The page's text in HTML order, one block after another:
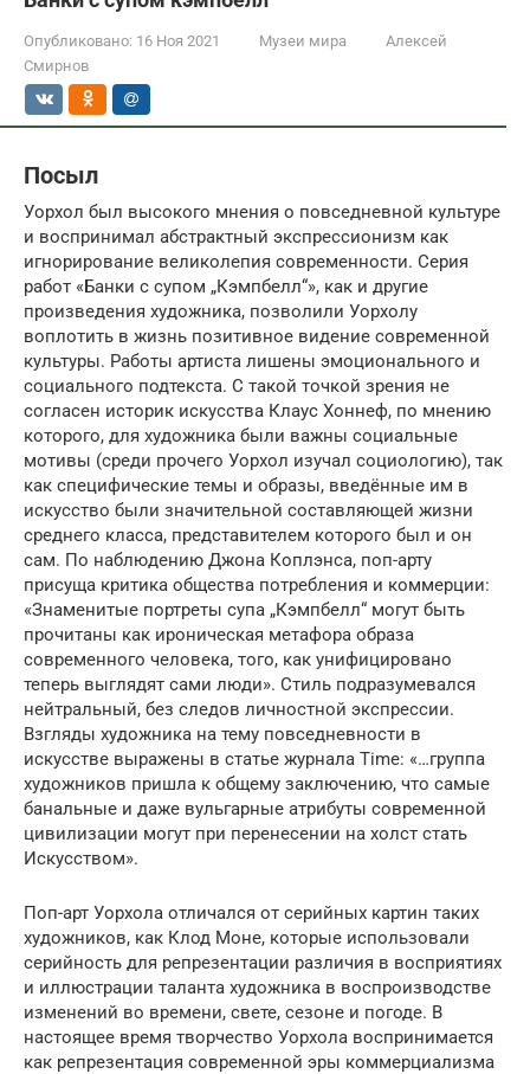
Опубликовано: 16 Ноя 2021 Музеи мира
Алексей
Смирнов
Посыл
Уорхол был высокого мнения о повседневной культуре
и воспринимал абстрактный экспрессионизм как
игнорирование великолепия современности. Серия
работ «Банки с супом „Кэмпбелл“», как и другие
произведения художника, позволили Уорхолу
воплотить в жизнь позитивное видение современной
культуры. Работы артиста лишены эмоционального и
социального подтекста. С такой точкой зрения не
согласен историк искусства Клаус Хоннеф, по мнению
которого, для художника были важны социальные
мотивы (среди прочего Уорхол изучал социологию), так
как специфические темы и образы, введённые им в
искусство были значительной составляющей жизни
среднего класса, представителем которого был и он
сам. По наблюдению Джона Коплэнса, поп-арту
присуща критика общества потребления и коммерции:
«Знаменитые портреты супа „Кэмпбелл“ могут быть
прочитаны как ироническая метафора образа
современного человека, того, как унифицировано
теперь выглядят сами люди». Стиль подразумевался
нейтральный, без следов личностной экспрессии.
Взгляды художника на тему повседневности в
искусстве выражены в статье журнала Time: «…группа
художников пришла к общему заключению, что самые
банальные и даже вульгарные атрибуты современной
цивилизации могут при перенесении на холст стать
Искусством».
Поп-арт Уорхола отличался от серийных картин таких
художников, как Клод Моне, которые использовали
серийность для репрезентации различия в восприятиях
и иллюстрации таланта художника в воспроизводстве
изменений во времени, свете, сезоне и погоде. В
настоящее время творчество Уорхола воспринимается
как репрезентация современной эры коммерциализма